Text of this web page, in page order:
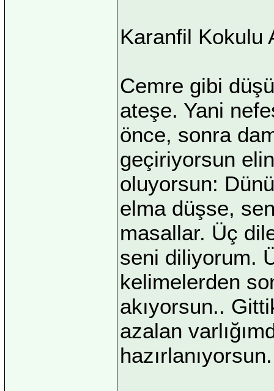
Karanfil Kokulu
Cemre gibi
ateşe. Yani
önce, sonra
geçiriyorsun
oluyorsun:
elma düşse,
masallar. Üç
seni diliyorum.
kelimelerden
akıyorsun..
azalan
hazırlanıyorsun.